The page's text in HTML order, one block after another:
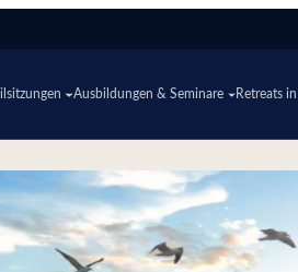
Ausbildungen & Seminare Retreats